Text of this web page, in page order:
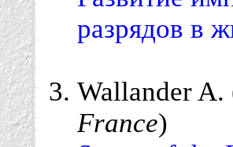
разрядов в
Wallander A.
France)